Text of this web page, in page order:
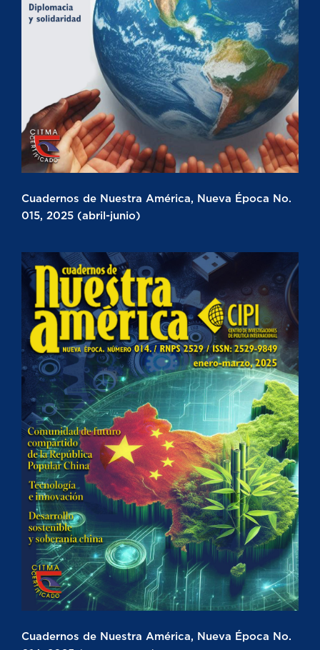
Cuadernos de Nuestra América, Nueva Época No.
015, 2025 (abril-junio)
Cuadernos de Nuestra América, Nueva Época No.